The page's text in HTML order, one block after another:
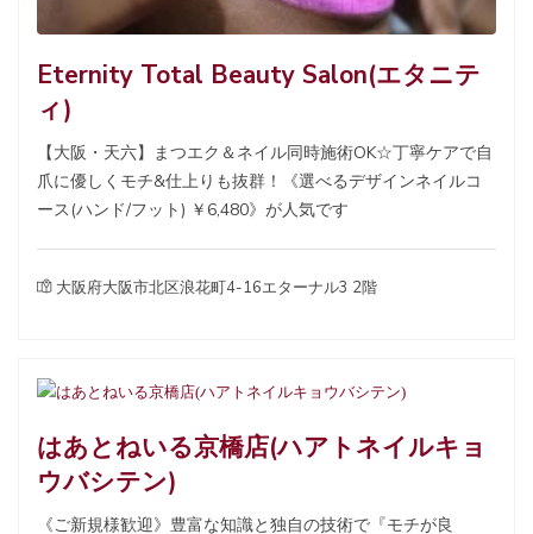
Eternity Total Beauty Salon(エタニテ
ィ)
【大阪・天六】まつエク＆ネイル同時施術OK☆丁寧ケアで自
爪に優しくモチ&仕上りも抜群！《選べるデザインネイルコ
ース(ハンド/フット) ￥6,480》が人気です
大阪府大阪市北区浪花町4-16エターナル3 2階
はあとねいる京橋店(ハアトネイルキョ
ウバシテン)
《ご新規様歓迎》豊富な知識と独自の技術で『モチが良